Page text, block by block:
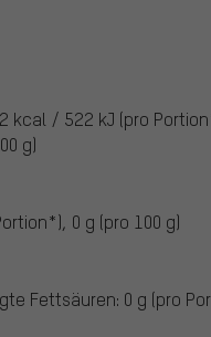
kcal / 522 kJ (pro
g)
0 g (pro 100 g)
Fettsäuren: 0 g (pro